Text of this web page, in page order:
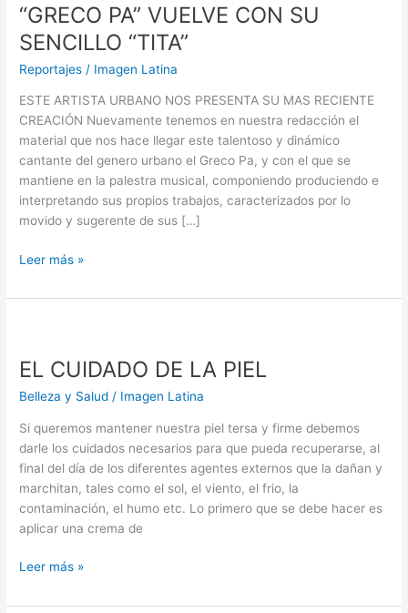
“GRECO PA” VUELVE CON SU
SENCILLO “TITA”
Reportajes / Imagen Latina
ESTE ARTISTA URBANO NOS PRESENTA SU MAS RECIENTE
CREACIÓN Nuevamente tenemos en nuestra redacción el
material que nos hace llegar este talentoso y dinámico
cantante del genero urbano el Greco Pa, y con el que se
mantiene en la palestra musical, componiendo produciendo e
interpretando sus propios trabajos, caracterizados por lo
movido y sugerente de sus […]
VUELVE
CON
SU
SENCILLO
“TITA”
Leer más »
EL CUIDADO DE LA PIEL
Belleza y Salud / Imagen Latina
Si queremos mantener nuestra piel tersa y firme debemos
darle los cuidados necesarios para que pueda recuperarse, al
final del día de los diferentes agentes externos que la dañan y
marchitan, tales como el sol, el viento, el frio, la
contaminación, el humo etc. Lo primero que se debe hacer es
aplicar una crema de
DE
Leer más »